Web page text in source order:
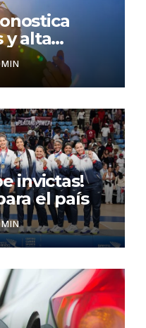
y alta
polvo del
sábado
invictas!
el país